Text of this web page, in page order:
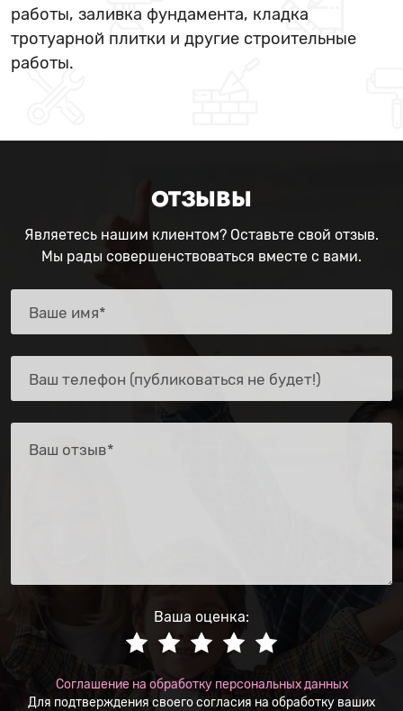
работы, заливка фундамента, кладка
тротуарной плитки и другие строительные
работы.
ОТЗЫВЫ
Являетесь нашим клиентом? Оставьте свой отзыв.
Мы рады совершенствоваться вместе с вами.
Ваша оценка:
Соглашение на обработку персональных данных
Для подтверждения своего согласия на обработку ваших